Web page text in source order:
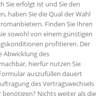
Sie erfolgt ist und Sie den
haben Sie die Qual der Wahl
Finden Sie Ihren
sowohl von einem günstigen
profitieren. Der
Abwicklung des
hierfür nutzen Sie
auszufüllen dauert
des Vertragswechsels
Nichts weiter als die